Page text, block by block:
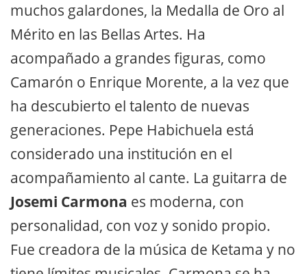
muchos galardones, la Medalla de Oro al
Mérito en las Bellas Artes. Ha
acompañado a grandes ﬁguras, como
Camarón o Enrique Morente, a la vez que
ha descubierto el talento de nuevas
generaciones. Pepe Habichuela está
considerado una institución en el
acompañamiento al cante. La guitarra de
Josemi Carmona es moderna, con
personalidad, con voz y sonido propio.
Fue creadora de la música de Ketama y no